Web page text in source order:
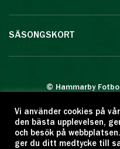
SÄSONGSKORT
© Hammarby
Eftertryck eller
Citera oss
Vi använder cookies på
den bästa upplevelsen,
och besök på
ger du ditt medtycke till